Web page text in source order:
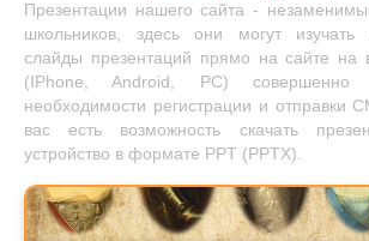
Презентации нашего сайта -
школьников, здесь они могут изучать
слайды презентаций прямо на сайте на
(IPhone, Android, PC) совершенно
необходимости регистрации и отправки
вас есть возможность скачать
устройство в формате PPT (PPTX).